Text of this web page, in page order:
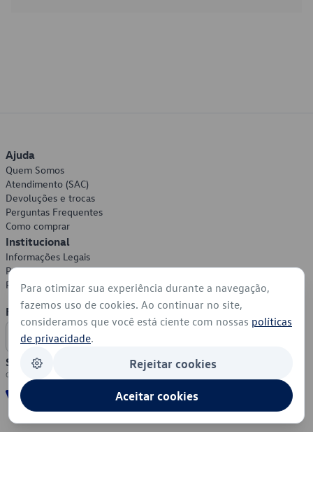
Ajuda
Quem Somos
Atendimento (SAC)
Devoluções e trocas
Perguntas Frequentes
Como comprar
Institucional
Informações Legais
Política de Privacidade
Política de Cookies
Formas de Pagamento
Segurança
Para otimizar sua experiência durante a navegação,
fazemos uso de cookies. Ao continuar no site,
consideramos que você está ciente com nossas políticas
de privacidade.
Rejeitar cookies
Aceitar cookies